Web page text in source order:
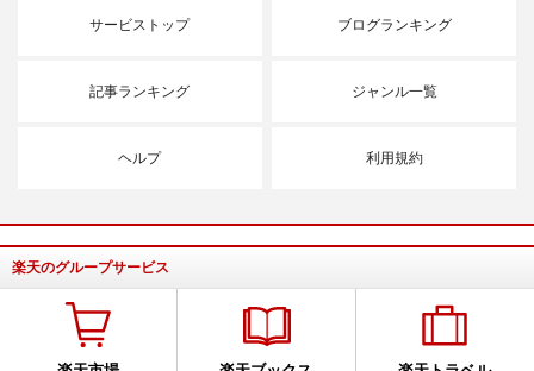
サービストップ ブログランキング
記事ランキング ジャンル一覧
ヘルプ 利用規約
楽天のグループサービス